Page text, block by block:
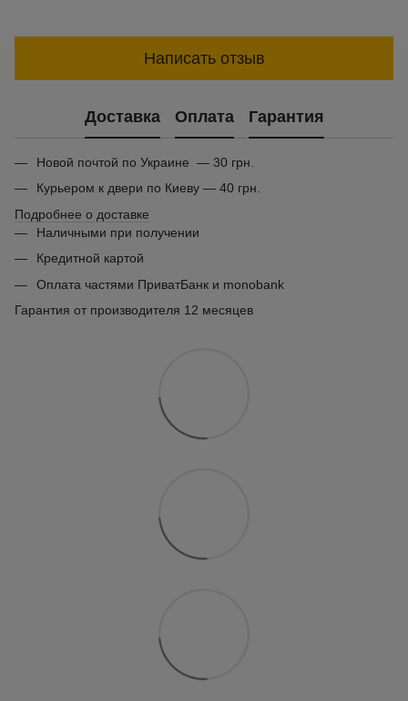
Написать отзыв
Доставка Оплата Гарантия
Новой почтой по Украине — 30 грн.
Курьером к двери по Киеву — 40 грн.
Подробнее о доставке
Наличными при получении
Кредитной картой
Оплата частями ПриватБанк и monobank
Гарантия от производителя 12 месяцев